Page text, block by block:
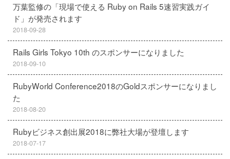
万葉監修の「現場で使える Ruby on Rails 5速習実践ガイ
ド」が発売されます
2018-09-28
Rails Girls Tokyo 10th のスポンサーになりました
2018-09-10
RubyWorld Conference2018のGoldスポンサーになりまし
た
2018-08-20
Rubyビジネス創出展2018に弊社大場が登壇します
2018-07-17